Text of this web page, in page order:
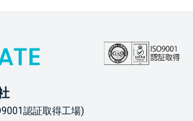
認証取得工場)